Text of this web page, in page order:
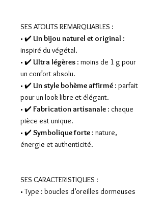
SES ATOUTS REMARQUABLES :
• ✔️Un bijou naturel et original :
inspiré du végétal.
• ✔️Ultra légères : moins de 1 g pour
un confort absolu.
• ✔️Un style bohème affirmé : parfait
pour un look libre et élégant.
• ✔️Fabrication artisanale : chaque
pièce est unique.
• ✔️Symbolique forte : nature,
énergie et authenticité.
SES CARACTERISTIQUES :
• Type : boucles d’oreilles dormeuses